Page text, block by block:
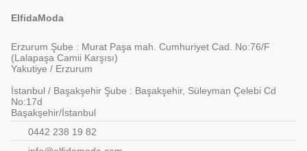
ElfidaModa
Erzurum Şube : Murat Paşa mah. Cumhuriyet Cad. No:76/F
(Lalapaşa Camii Karşısı)
Yakutiye / Erzurum
İstanbul / Başakşehir Şube : Başakşehir, Süleyman Çelebi Cd
No:17d
Başakşehir/İstanbul
0442 238 19 82